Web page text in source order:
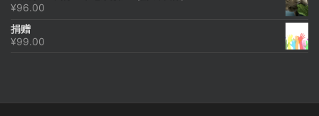
¥96.00
捐赠
¥99.00